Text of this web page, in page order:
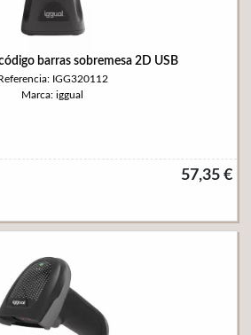
barras sobremesa 2D USB
IGG320112
Marca: iggual
57,35 €